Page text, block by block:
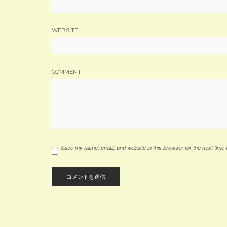
WEBSITE
COMMENT
Save my name, email, and website in this browser for the next time